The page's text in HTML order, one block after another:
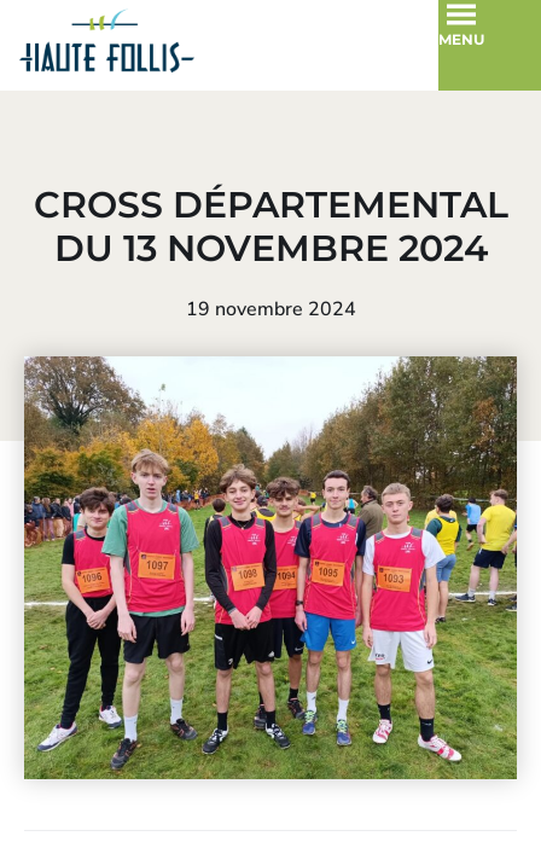
MENU
CROSS DÉPARTEMENTAL
DU 13 NOVEMBRE 2024
19 novembre 2024